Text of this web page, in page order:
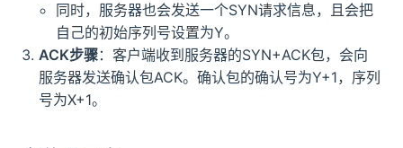
同时，服务器也会发送一个SYN请求信息，且会把
自己的初始序列号设置为Y。
ACK步骤：客户端收到服务器的SYN+ACK包，会向
服务器发送确认包ACK。确认包的确认号为Y+1，序列
号为X+1。